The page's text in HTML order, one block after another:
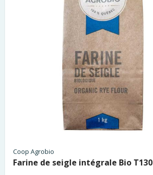
Coop Agrobio
Farine de seigle intégrale Bio T130